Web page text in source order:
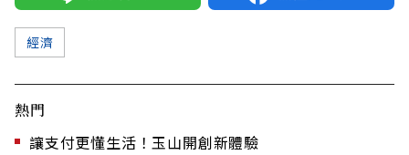
經濟
熱門
讓支付更懂生活！玉山開創新體驗